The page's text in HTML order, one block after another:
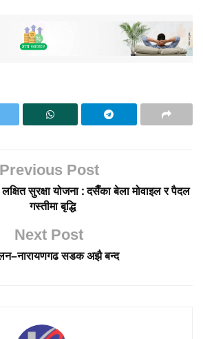
Previous Post
सुरक्षा योजना : दसैँका बेला मोवाइल र पैदल
गस्तीमा बृद्धि
Next Post
सडक अझै बन्द